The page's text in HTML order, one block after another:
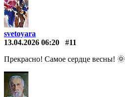
svetoyara
13.04.2026 06:20
#11
Прекрасно! Самое сердце весны! 🌞